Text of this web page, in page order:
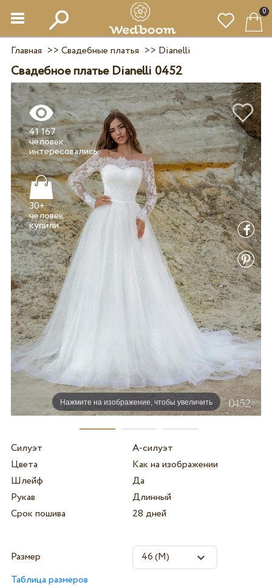
0
Главная >> Свадебные платья >> Dianelli
Свадебное платье Dianelli 0452
Нажмите на изображение, чтобы увеличить
41 167
человек
интересовались
30+
человек
купили
Силуэт
А-силуэт
Цвета
Как на изображении
Шлейф
Да
Рукав
Длинный
Срок пошива
28 дней
Размер
Таблица размеров